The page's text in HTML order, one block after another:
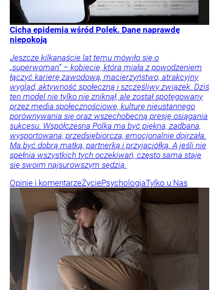
Cicha epidemia wśród Polek. Dane naprawdę
niepokoją
Jeszcze kilkanaście lat temu mówiło się o
„superwoman” – kobiecie, która miała z powodzeniem
łączyć karierę zawodową, macierzyństwo, atrakcyjny
wygląd, aktywność społeczną i szczęśliwy związek. Dziś
ten model nie tylko nie zniknął, ale został spotęgowany
przez media społecznościowe, kulturę nieustannego
porównywania się oraz wszechobecną presję osiągania
sukcesu. Współczesna Polka ma być piękna, zadbana,
wysportowana, przedsiębiorcza, emocjonalnie dojrzała.
Ma być dobrą matką, partnerką i przyjaciółką. A jeśli nie
spełnia wszystkich tych oczekiwań, często sama staje
się swoim najsurowszym sędzią.
Opinie i komentarzeŻyciePsychologiaTylko u Nas